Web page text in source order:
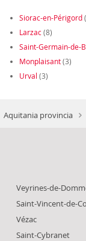
Siorac-en-Périgord
Larzac(8)
Saint-Germain-de-
Monplaisant(3)
Urval (3)
Aquitania provincia
Veyrines-de-
Saint-Vincent-de-
Vézac
Saint-Cybranet